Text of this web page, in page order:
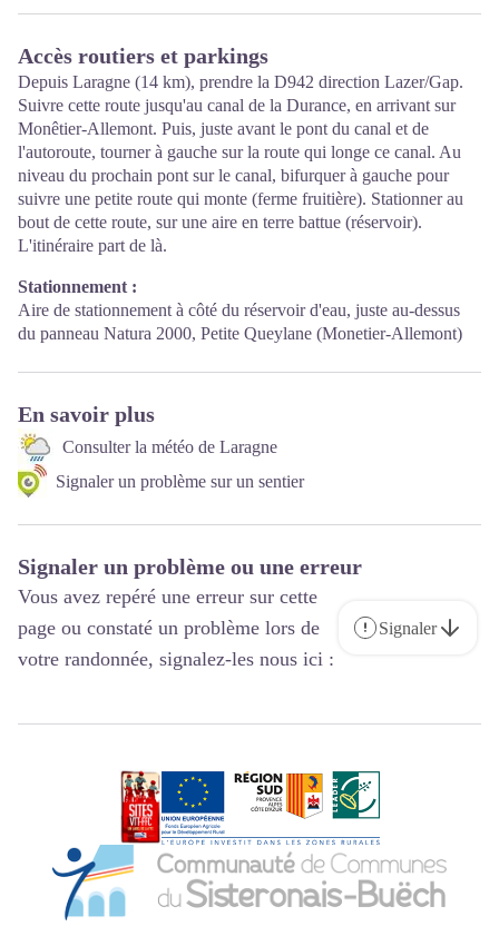
Accès routiers et parkings
Depuis Laragne (14 km), prendre la D942 direction Lazer/Gap.
Suivre cette route jusqu'au canal de la Durance, en arrivant sur
Monêtier-Allemont. Puis, juste avant le pont du canal et de
l'autoroute, tourner à gauche sur la route qui longe ce canal. Au
niveau du prochain pont sur le canal, bifurquer à gauche pour
suivre une petite route qui monte (ferme fruitière). Stationner au
bout de cette route, sur une aire en terre battue (réservoir).
L'itinéraire part de là.
Stationnement :
Aire de stationnement à côté du réservoir d'eau, juste au-dessus
du panneau Natura 2000, Petite Queylane (Monetier-Allemont)
En savoir plus
Consulter la météo de Laragne
Signaler un problème sur un sentier
Signaler un problème ou une erreur
Vous avez repéré une erreur sur cette
page ou constaté un problème lors de
votre randonnée, signalez-les nous ici :
Signaler